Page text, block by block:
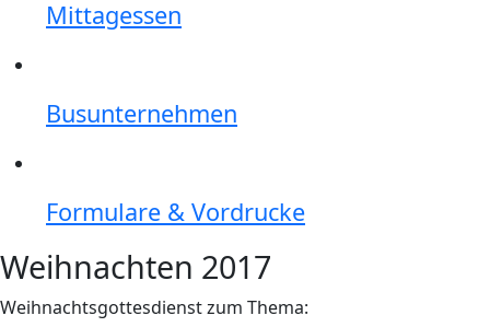
Mittagessen
Busunternehmen
Formulare & Vordrucke
Weihnachten 2017
Weihnachtsgottesdienst zum Thema: